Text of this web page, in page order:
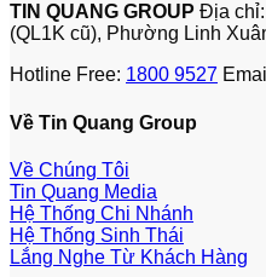
TIN QUANG GROUP Địa
(QL1K cũ), Phường Linh
Hotline Free: 1800 9527
Về Tin Quang Group
Về Chúng Tôi
Tin Quang Media
Hệ Thống Chi Nhánh
Hệ Thống Sinh Thái
Lắng Nghe Từ Khách Hàng